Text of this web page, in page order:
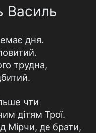
Василь
дня.
трудна,
чти
дітям Трої.
Мірчи, де брати,